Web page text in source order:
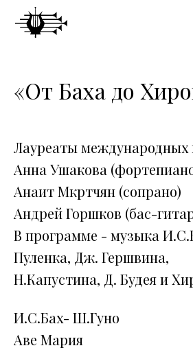
«От Баха до
Лауреаты международных
Анна Ушакова
Анаит Мкртчян (сопрано)
Андрей Горшков (бас-
В программе - музыка
Пуленка, Дж. Гершвина,
Н.Капустина, Д. Будея и
И.С.Бах- Ш.Гуно
Аве Мария